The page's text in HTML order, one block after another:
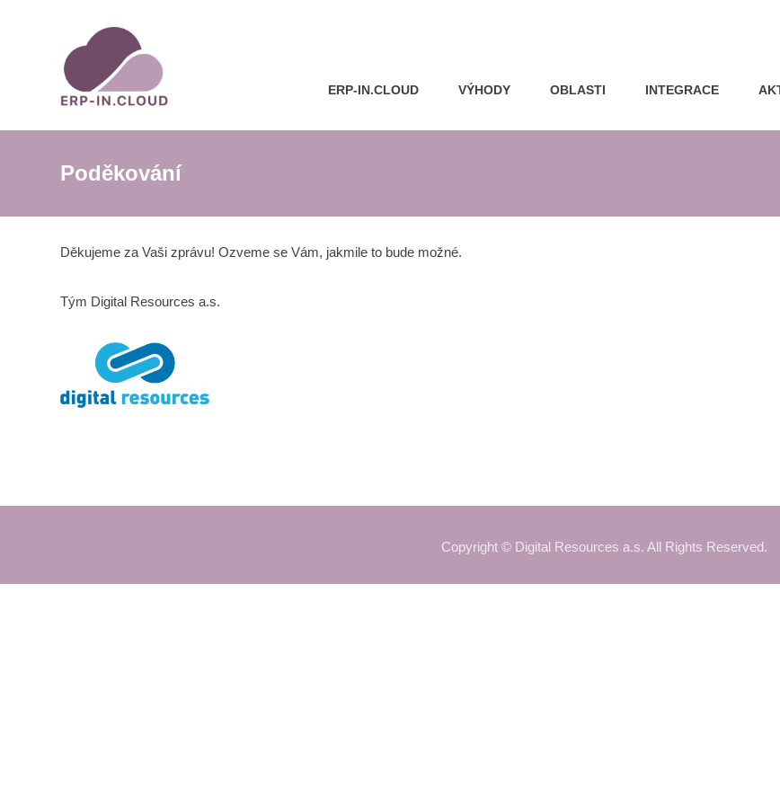
ERP-IN.CLOUD VÝHODY OBLASTI INTEGRACE
Poděkování
Děkujeme za Vaši zprávu! Ozveme se Vám, jakmile to bude možné.
Tým Digital Resources a.s.
Copyright © Digital Resources a.s. All Rights Reserved.